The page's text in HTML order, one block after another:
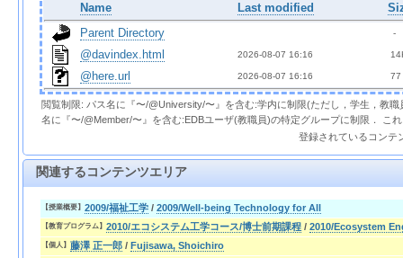
Name Last modified
Parent Directory
  -
@davindex.html 2026-08-07 16:16
@here.url 2026-08-07 16:16 77
閲覧制限: パス名に『〜/@University/〜』を含む:学内に制限(ただし，学生，教
名に『〜/@Member/〜』を含む:EDBユーザ(教職員)の特定グループに制限． こ
登録されているコンテ
関連するコンテンツエリア
【授業概要】 2009/福祉工学 / 2009/Well-being Technology for All
【教育プログラム】 2010/エコシステム工学コース/博士前期課程 / 2010/Ecosystem
【個人】 藤澤 正一郎 / Fujisawa, Shoichiro